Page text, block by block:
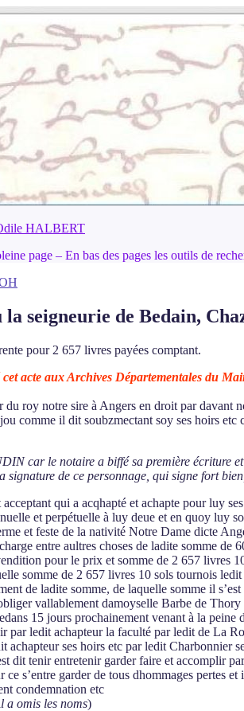
HALBERT
page – En bas des pages les outils de
la seigneurie de Bedain,
pour 2 657 livres payées comptant.
cet acte aux Archives Départementales du
du roy notre sire à Angers en droit par
comme il dit soubzmectant soy ses hoirs
car le notaire a biffé sa première écriture
signature de ce personnage, qui signe fort
qui a acqhapté et achapte pour luy
et perpétuelle à luy deue et en quoy luy
et feste de la nativité Notre Dame dicte
entre aultres choses de ladite somme
pour le prix et somme de 2 657 livres
somme de 2 657 livres 10 sols tournois
de ladite somme, de laquelle somme il
vallablement damoyselle Barbe de
15 jours prochainement venant à la
par ledit achapteur la faculté par ledit de La
achapteur ses hoirs etc par ledit Charbonnier
dit tenir entretenir garder faire et accomplir
ce s’entre garder de tous dhommages
condemnation etc
l a omis les noms)